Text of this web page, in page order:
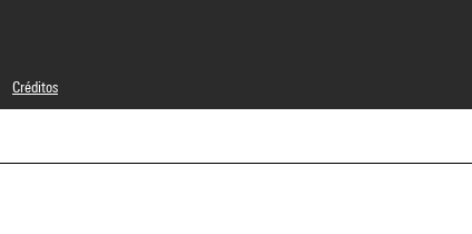
Créditos
© RMN-Grand Palais